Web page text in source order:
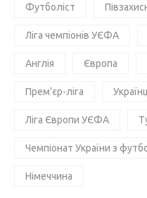
Футболіст
Ліга чемпіонів УЄФА
Англія Європа
Прем'єр-ліга
Ліга Європи УЄФА
Чемпіонат України з
Німеччина